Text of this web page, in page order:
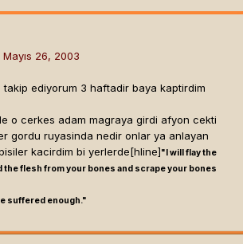
Mayıs 26, 2003
ediyorum 3 haftadir baya kaptirdim
o cerkes adam magraya girdi afyon cekti
gordu ruyasinda nedir onlar ya anlayan
kacirdim bi yerlerde[hline]"I will flay the
the flesh from your bones and scrape your bones
suffered enough."